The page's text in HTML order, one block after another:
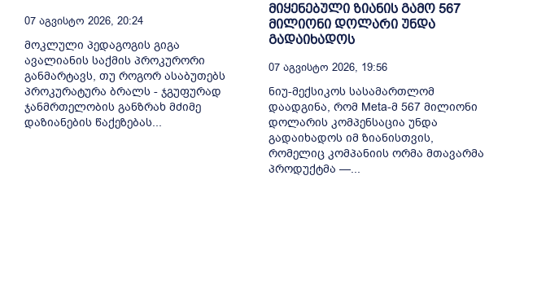
07 Აგვისტო 2026, 20:24
მოკლული პედაგოგის გიგა
ავალიანის საქმის პროკურორი
განმარტავს, თუ როგორ ასაბუთებს
პროკურატურა ბრალს - ჯგუფურად
ჯანმრთელობის განზრახ მძიმე
დაზიანების წაქეზებას...
მიყენებული ზიანის გამო 567
მილიონი დოლარი უნდა
გადაიხადოს
07 Აგვისტო 2026, 19:56
ნიუ-მექსიკოს სასამართლომ
დაადგინა, რომ Meta-მ 567 მილიონი
დოლარის კომპენსაცია უნდა
გადაიხადოს იმ ზიანისთვის,
რომელიც კომპანიის ორმა მთავარმა
პროდუქტმა —...